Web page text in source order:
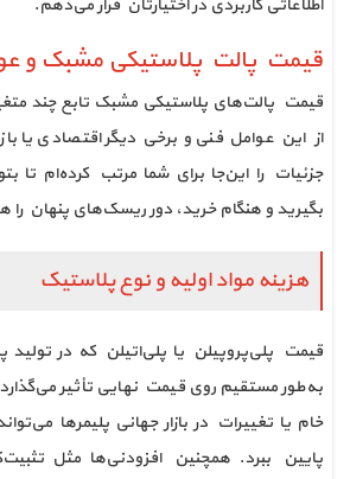
قیمت پالت پلاستیکی مشبک و
قیمت پالت‌های پلاستیکی مشبک تابع چند
از این عوامل فنی و برخی دیگر اقتصادی یا
جزئیات را این‌جا برای شما مرتب کرده‌ام تا
بگیرید و هنگام خرید، دور ریسک‌های پنهان را
هزینه مواد اولیه و نوع پلاستیک
قیمت پلی‌پروپیلن یا پلی‌اتیلن که در تولید
به‌طور مستقیم روی قیمت نهایی تأثیر
خام یا تغییرات در بازار جهانی پلیمرها